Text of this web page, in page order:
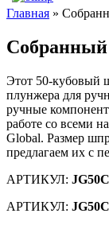
Главная »
Собранный
Этот 50-кубовый
плунжера для
ручные
работе со всеми
Global. Размер
предлагаем их с
АРТИКУЛ:
АРТИКУЛ: